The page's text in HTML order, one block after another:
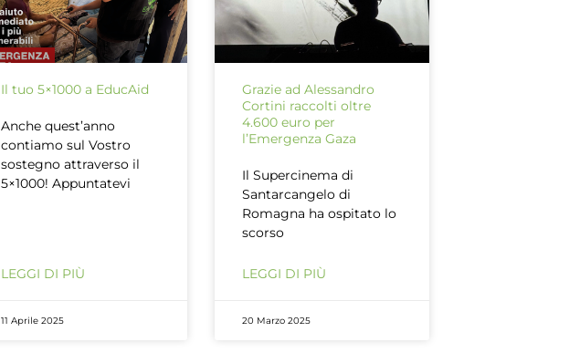
Il tuo 5×1000 a EducAid
Anche quest’anno
contiamo sul Vostro
sostegno attraverso il
5×1000! Appuntatevi
LEGGI DI PIÙ
11 Aprile 2025
Grazie ad Alessandro
Cortini raccolti oltre
4.600 euro per
l’Emergenza Gaza
Il Supercinema di
Santarcangelo di
Romagna ha ospitato lo
scorso
LEGGI DI PIÙ
20 Marzo 2025